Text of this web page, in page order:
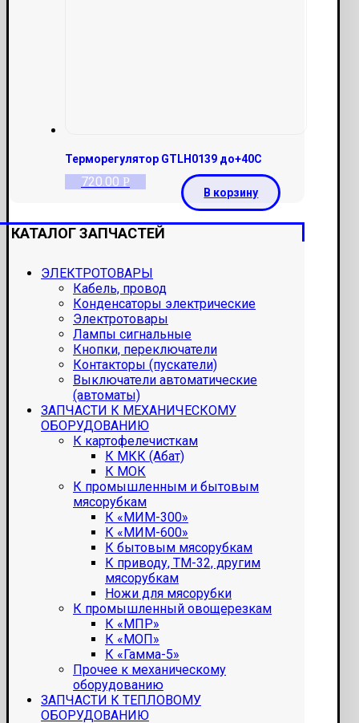
Терморегулятор GTLH0139 до+40С
720.00 Р
В корзину
КАТАЛОГ ЗАПЧАСТЕЙ
ЭЛЕКТРОТОВАРЫ
Кабель, провод
Конденсаторы электрические
Электротовары
Лампы сигнальные
Кнопки, переключатели
Контакторы (пускатели)
Выключатели автоматические
(автоматы)
ЗАПЧАСТИ К МЕХАНИЧЕСКОМУ
ОБОРУДОВАНИЮ
К картофелечисткам
К МКК (Абат)
К МОК
К промышленным и бытовым
мясорубкам
К «МИМ-300»
К «МИМ-600»
К бытовым мясорубкам
К приводу, ТМ-32, другим
мясорубкам
Ножи для мясорубки
К промышленный овощерезкам
К «МПР»
К «МОП»
К «Гамма-5»
Прочее к механическому
оборудованию
ЗАПЧАСТИ К ТЕПЛОВОМУ
ОБОРУДОВАНИЮ